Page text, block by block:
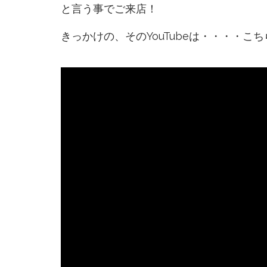
と言う事でご来店！
きっかけの、そのYouTubeは・・・・こち